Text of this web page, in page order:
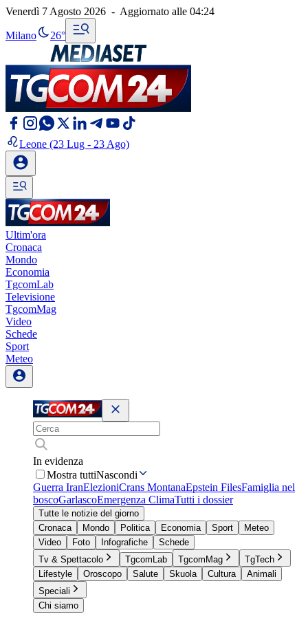
Venerdì 7 Agosto 2026 - Aggiornato alle 04:24
Milano 26°
Leone (23 Lug - 23 Ago)
Ultim'ora
Cronaca
Mondo
Economia
TgcomLab
Televisione
TgcomMag
Video
Schede
Sport
Meteo
In evidenza
Mostra tuttiNascondi
Guerra IranElezioniCrans MontanaEpstein FilesFamiglia nel
boscoGarlascoEmergenza ClimaTutti i dossier
Tutte le notizie del giorno
Cronaca
Mondo Politica Economia Sport
Meteo
Video
Foto Infografiche
Schede
Tv & Spettacolo
TgcomLab TgcomMag
TgTech
Lifestyle
Oroscopo Salute Skuola Cultura
Animali
Speciali
Chi siamo